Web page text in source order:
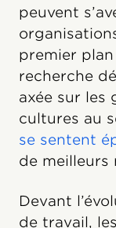
peuvent
premier
recherche
axée sur les
cultures au
se sentent
de meilleurs
Devant
de travail,